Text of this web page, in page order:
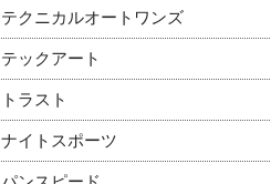
テクニカルオートワンズ
テックアート
トラスト
ナイトスポーツ